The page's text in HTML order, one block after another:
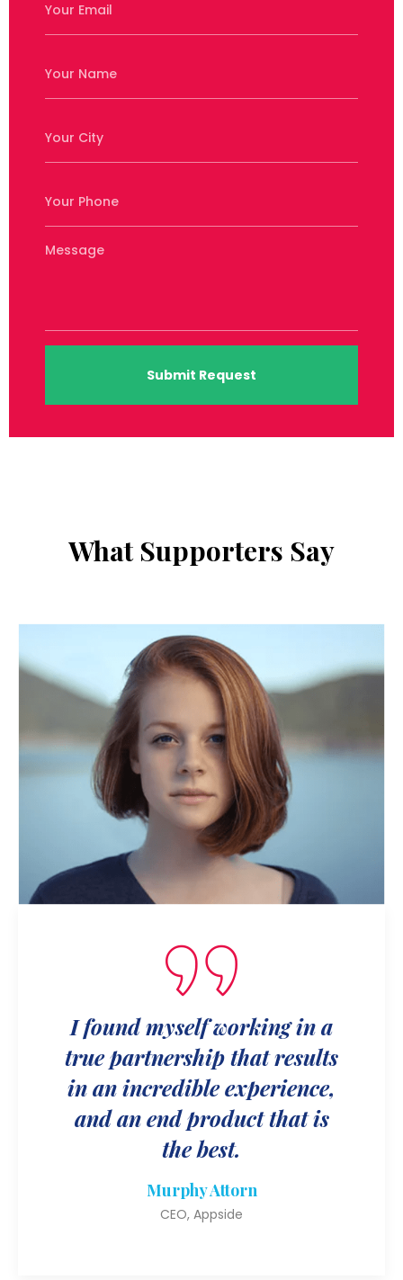
What Supporters Say
I found myself working in a
true partnership that results
in an incredible experience,
and an end product that is
the best.
Murphy Attorn
CEO, Appside